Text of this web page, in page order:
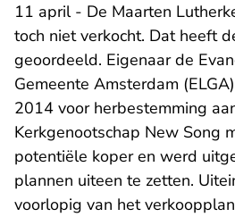
11 april - De Maarten
toch niet verkocht. Dat heeft
geoordeeld. Eigenaar de
Gemeente Amsterdam
2014 voor herbestemming
Kerkgenootschap New Song
potentiële koper en werd
plannen uiteen te zetten.
voorlopig van het